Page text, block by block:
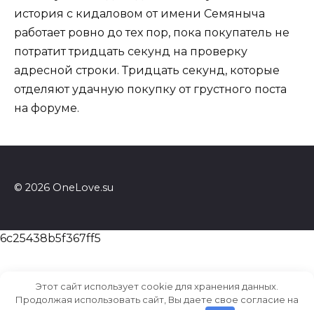
история с кидаловом от имени Семяныча
работает ровно до тех пор, пока покупатель не
потратит тридцать секунд на проверку
адресной строки. Тридцать секунд, которые
отделяют удачную покупку от грустного поста
на форуме.
© 2026 OneLove.su
6c25438b5f367ff5
Этот сайт использует cookie для хранения данных.
Продолжая использовать сайт, Вы даете свое согласие на